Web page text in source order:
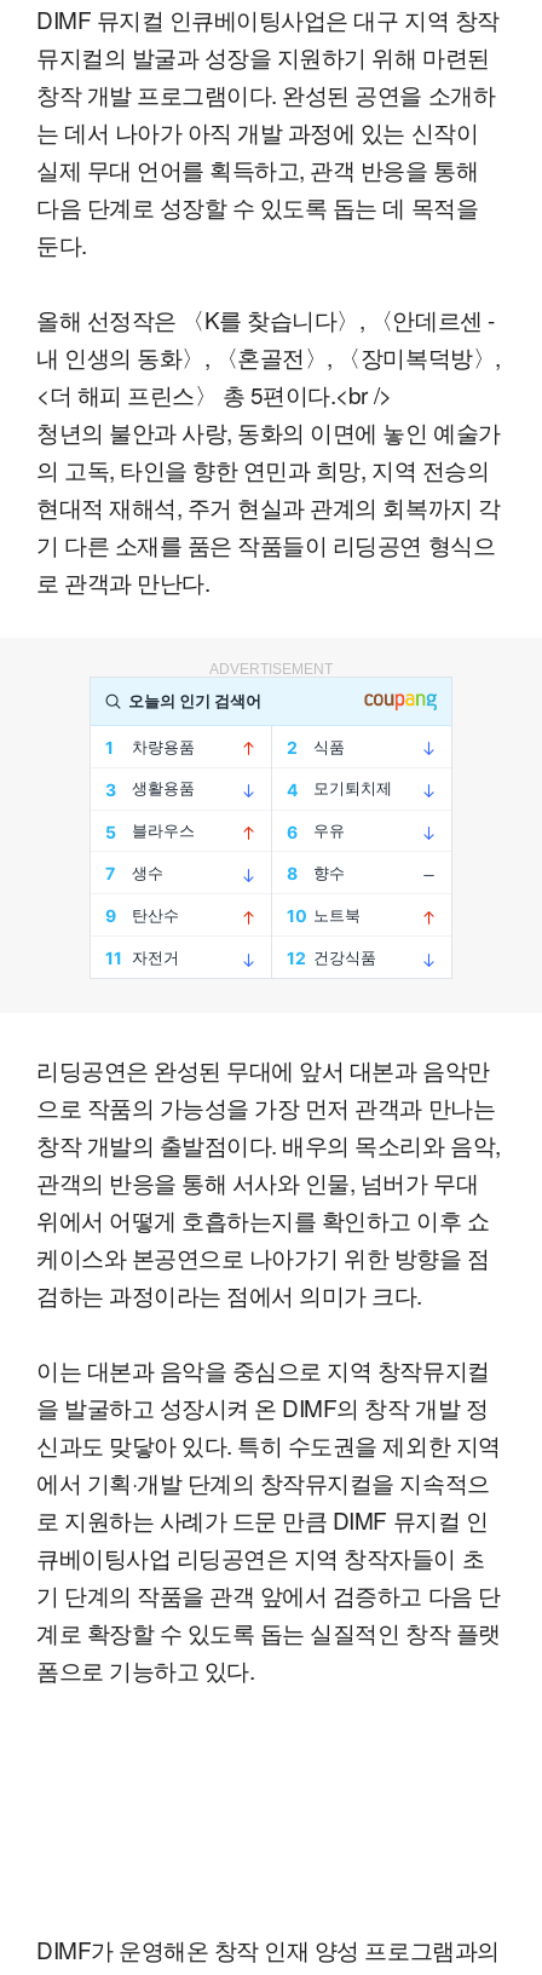
DIMF 뮤지컬 인큐베이팅사업은 대구 지역 창작
뮤지컬의 발굴과 성장을 지원하기 위해 마련된
창작 개발 프로그램이다. 완성된 공연을 소개하
는 데서 나아가 아직 개발 과정에 있는 신작이
실제 무대 언어를 획득하고, 관객 반응을 통해
다음 단계로 성장할 수 있도록 돕는 데 목적을
둔다.
올해 선정작은 〈K를 찾습니다〉, 〈안데르센 -
내 인생의 동화〉, 〈혼골전〉, 〈장미복덕방〉,
<더 해피 프린스〉 총 5편이다.<br />
청년의 불안과 사랑, 동화의 이면에 놓인 예술가
의 고독, 타인을 향한 연민과 희망, 지역 전승의
현대적 재해석, 주거 현실과 관계의 회복까지 각
기 다른 소재를 품은 작품들이 리딩공연 형식으
로 관객과 만난다.
ADVERTISEMENT
리딩공연은 완성된 무대에 앞서 대본과 음악만
으로 작품의 가능성을 가장 먼저 관객과 만나는
창작 개발의 출발점이다. 배우의 목소리와 음악,
관객의 반응을 통해 서사와 인물, 넘버가 무대
위에서 어떻게 호흡하는지를 확인하고 이후 쇼
케이스와 본공연으로 나아가기 위한 방향을 점
검하는 과정이라는 점에서 의미가 크다.
이는 대본과 음악을 중심으로 지역 창작뮤지컬
을 발굴하고 성장시켜 온 DIMF의 창작 개발 정
신과도 맞닿아 있다. 특히 수도권을 제외한 지역
에서 기획·개발 단계의 창작뮤지컬을 지속적으
로 지원하는 사례가 드문 만큼 DIMF 뮤지컬 인
큐베이팅사업 리딩공연은 지역 창작자들이 초
기 단계의 작품을 관객 앞에서 검증하고 다음 단
계로 확장할 수 있도록 돕는 실질적인 창작 플랫
폼으로 기능하고 있다.
DIMF가 운영해온 창작 인재 양성 프로그램과의